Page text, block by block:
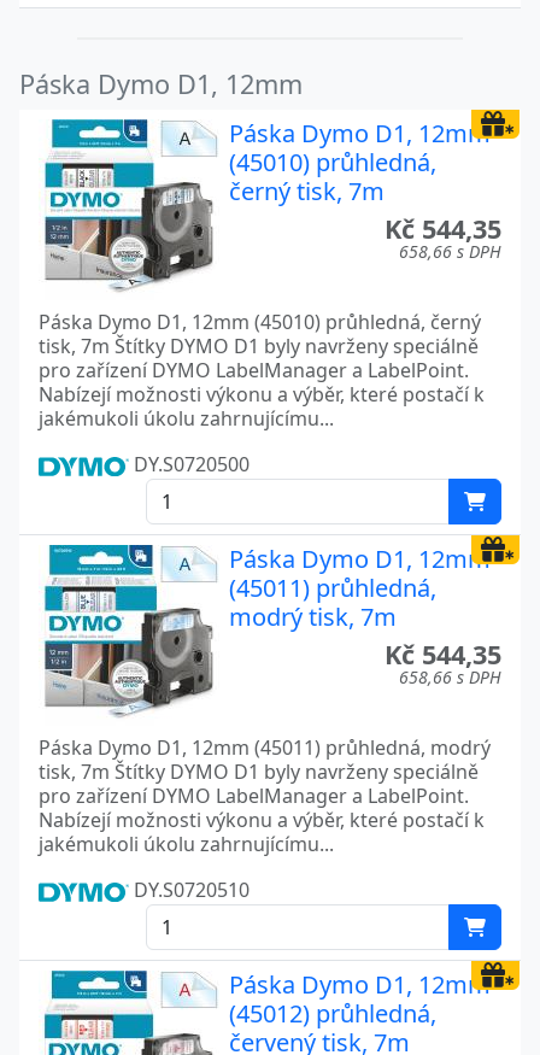
Páska Dymo D1, 12mm
Páska Dymo D1, 12mm
(45010) průhledná,
černý tisk, 7m
Kč 544,35
658,66 s DPH
Páska Dymo D1, 12mm (45010) průhledná, černý
tisk, 7m Štítky DYMO D1 byly navrženy speciálně
pro zařízení DYMO LabelManager a LabelPoint.
Nabízejí možnosti výkonu a výběr, které postačí k
jakémukoli úkolu zahrnujícímu...
DY.S0720500
Páska Dymo D1, 12mm
(45011) průhledná,
modrý tisk, 7m
Kč 544,35
658,66 s DPH
Páska Dymo D1, 12mm (45011) průhledná, modrý
tisk, 7m Štítky DYMO D1 byly navrženy speciálně
pro zařízení DYMO LabelManager a LabelPoint.
Nabízejí možnosti výkonu a výběr, které postačí k
jakémukoli úkolu zahrnujícímu...
DY.S0720510
Páska Dymo D1, 12mm
(45012) průhledná,
červený tisk, 7m